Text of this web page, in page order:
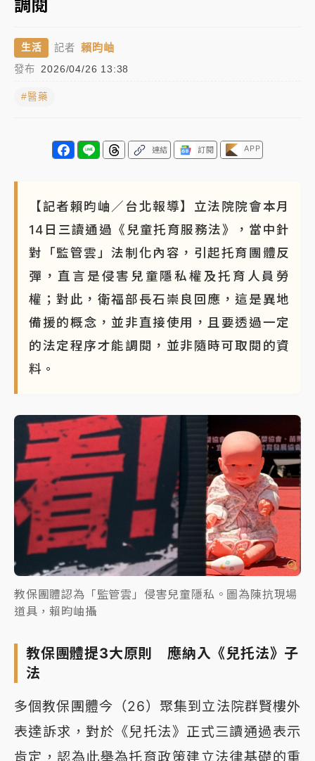
駁 理由曝光
故宮《龍藏經》特展第2檔！今線上預約開賣一度塞車
周六起展出延長至晚上7時
押庭
雨熱區曝
調閱
生活 記者 賴昀岫
發布 2026/04/26 13:38
#醫藥
連結 訂閱 APP
【記者賴昀岫／台北報導】立法院院會本月
14日三讀通過《兒童托育服務法》，當中針
對「監管雲」法制化內容，引起托育團體反
彈，直言是侵害兒童隱私權及托育人員勞
權；對此，衛福部長石崇良回應，這是異地
備援的概念，並非直接使用，且要透過一定
的法定程序才能調閱，並非隨時可取閱的資
料。
教保團體認為「監管雲」侵害兒童隱私。圖為陳抗現場
道具，賴昀岫攝
教保團體提3大原則 應納入《兒托法》子
法
多個教保團體今（26）聚集到立法院群賢樓外
表達訴求，對於《兒托法》正式三讀通過表示
肯定，認為此舉為托育政策建立法律基礎的重